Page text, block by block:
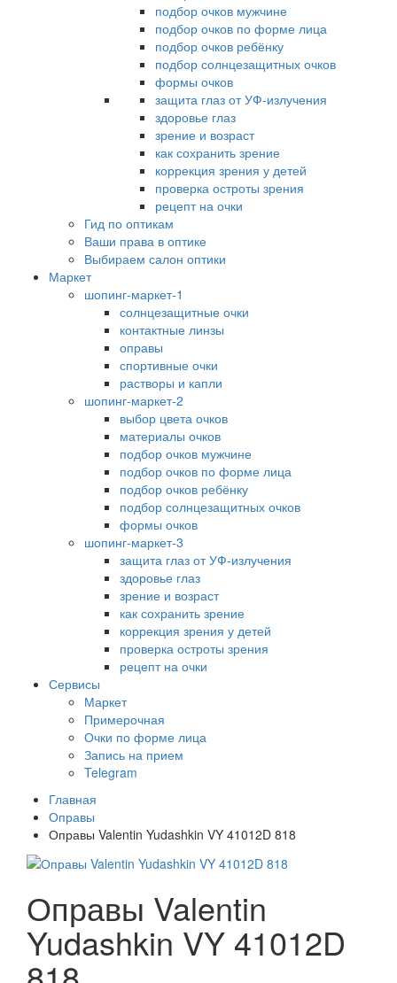
подбор очков мужчине
подбор очков по форме лица
подбор очков ребёнку
подбор солнцезащитных очков
формы очков
защита глаз от УФ-излучения
здоровье глаз
зрение и возраст
как сохранить зрение
коррекция зрения у детей
проверка остроты зрения
рецепт на очки
Гид по оптикам
Ваши права в оптике
Выбираем салон оптики
Маркет
шопинг-маркет-1
солнцезащитные очки
контактные линзы
оправы
спортивные очки
растворы и капли
шопинг-маркет-2
выбор цвета очков
материалы очков
подбор очков мужчине
подбор очков по форме лица
подбор очков ребёнку
подбор солнцезащитных очков
формы очков
шопинг-маркет-3
защита глаз от УФ-излучения
здоровье глаз
зрение и возраст
как сохранить зрение
коррекция зрения у детей
проверка остроты зрения
рецепт на очки
Сервисы
Маркет
Примерочная
Очки по форме лица
Запись на прием
Telegram
Главная
Оправы
Оправы Valentin Yudashkin VY 41012D 818
Оправы Valentin
Yudashkin VY 41012D